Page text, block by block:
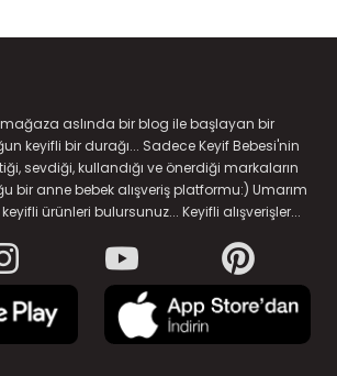
aslında bir blog ile başlayan bir
keyifli bir durağı... Sadece Keyif Bebesi'nin
sevdiği, kullandığı ve önerdiği markaların
bir anne bebek alışveriş platformu:) Umarım
ürünleri bulursunuz... Keyifli alışverişler...